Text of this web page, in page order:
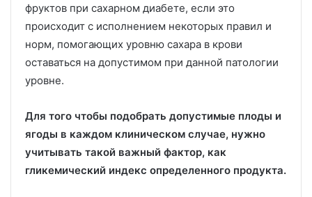
фруктов при сахарном диабете, если это
происходит с исполнением некоторых правил и
норм, помогающих уровню сахара в крови
оставаться на допустимом при данной патологии
уровне.
Для того чтобы подобрать допустимые плоды и
ягоды в каждом клиническом случае, нужно
учитывать такой важный фактор, как
гликемический индекс определенного продукта.